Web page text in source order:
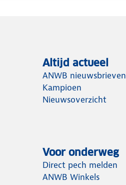
Altijd actueel
ANWB nieuwsbrieven
Kampioen
Nieuwsoverzicht
Voor onderweg
Direct pech melden
ANWB Winkels